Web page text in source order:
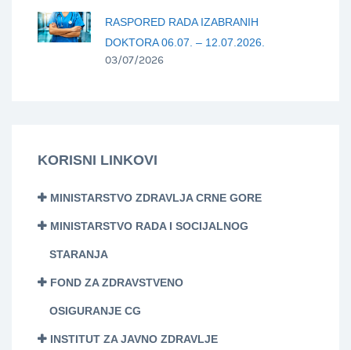
RASPORED RADA IZABRANIH
DOKTORA 06.07. – 12.07.2026.
03/07/2026
KORISNI LINKOVI
MINISTARSTVO ZDRAVLJA CRNE GORE
MINISTARSTVO RADA I SOCIJALNOG
STARANJA
FOND ZA ZDRAVSTVENO
OSIGURANJE CG
INSTITUT ZA JAVNO ZDRAVLJE